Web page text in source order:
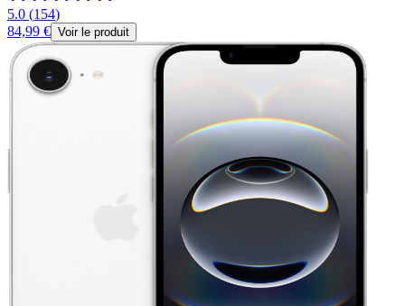
5.0 (154)
84,99 € Voir le produit